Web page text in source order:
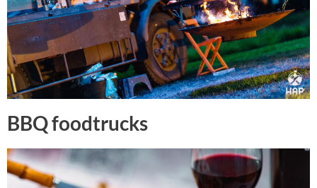
BBQ foodtrucks